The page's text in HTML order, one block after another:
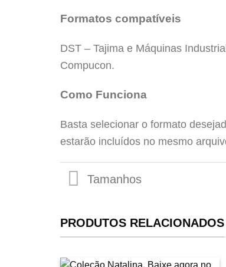
Formatos compatíveis
DST – Tajima e Máquinas
Compucon.
Como Funciona
Basta selecionar o formato
estarão incluídos no mesmo
Tamanhos
PRODUTOS RELACIONADOS